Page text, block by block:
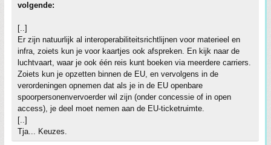
volgende:
[..]
Er zijn natuurlijk al interoperabiliteitsrichtlijnen voor materieel en
infra, zoiets kun je voor kaartjes ook afspreken. En kijk naar de
luchtvaart, waar je ook één reis kunt boeken via meerdere carriers.
Zoiets kun je opzetten binnen de EU, en vervolgens in de
verordeningen opnemen dat als je in de EU openbare
spoorpersonenvervoerder wil zijn (onder concessie of in open
access), je deel moet nemen aan de EU-ticketruimte.
[..]
Tja... Keuzes.